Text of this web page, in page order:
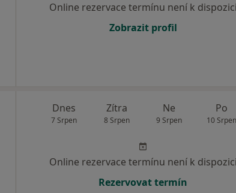
Online rezervace termínu není k dispozici
Zobrazit profil
Dnes
7 Srpen
Zítra
8 Srpen
Ne
9 Srpen
Po
10 Srpen
Online rezervace termínu není k dispozici
Rezervovat termín